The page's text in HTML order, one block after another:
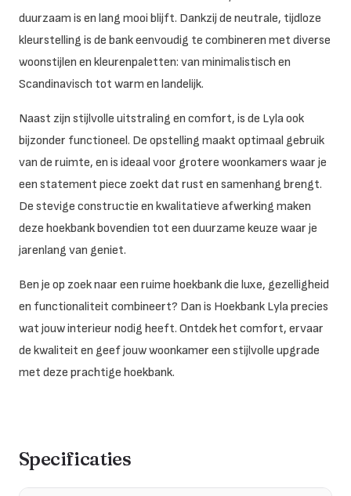
duurzaam is en lang mooi blijft. Dankzij de neutrale, tijdloze
kleurstelling is de bank eenvoudig te combineren met diverse
woonstijlen en kleurenpaletten: van minimalistisch en
Scandinavisch tot warm en landelijk.
Naast zijn stijlvolle uitstraling en comfort, is de Lyla ook
bijzonder functioneel. De opstelling maakt optimaal gebruik
van de ruimte, en is ideaal voor grotere woonkamers waar je
een statement piece zoekt dat rust en samenhang brengt.
De stevige constructie en kwalitatieve afwerking maken
deze hoekbank bovendien tot een duurzame keuze waar je
jarenlang van geniet.
Ben je op zoek naar een ruime hoekbank die luxe, gezelligheid
en functionaliteit combineert? Dan is Hoekbank Lyla precies
wat jouw interieur nodig heeft. Ontdek het comfort, ervaar
de kwaliteit en geef jouw woonkamer een stijlvolle upgrade
met deze prachtige hoekbank.
Specificaties